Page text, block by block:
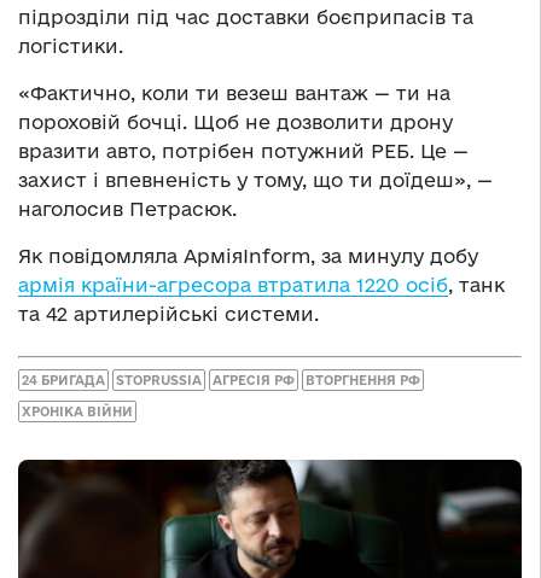
підрозділи під час доставки боєприпасів та
логістики.
«Фактично, коли ти везеш вантаж — ти на
пороховій бочці. Щоб не дозволити дрону
вразити авто, потрібен потужний РЕБ. Це —
захист і впевненість у тому, що ти доїдеш», —
наголосив Петрасюк.
Як повідомляла АрміяInform, за минулу добу
армія країни-агресора втратила 1220 осіб, танк
та 42 артилерійські системи.
24 БРИГАДА STOPRUSSIA АГРЕСІЯ РФ ВТОРГНЕННЯ РФ
ХРОНІКА ВІЙНИ